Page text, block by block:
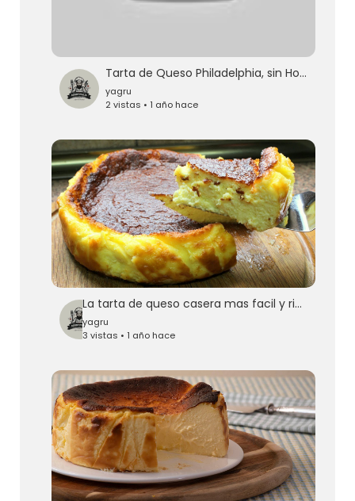
Tarta de Queso Philadelphia, sin Horno
yagru
2 vistas • 1 año hace
La tarta de queso casera mas facil y rica del mundo ¡COMPRUEBALO! English subtitles
yagru
3 vistas • 1 año hace